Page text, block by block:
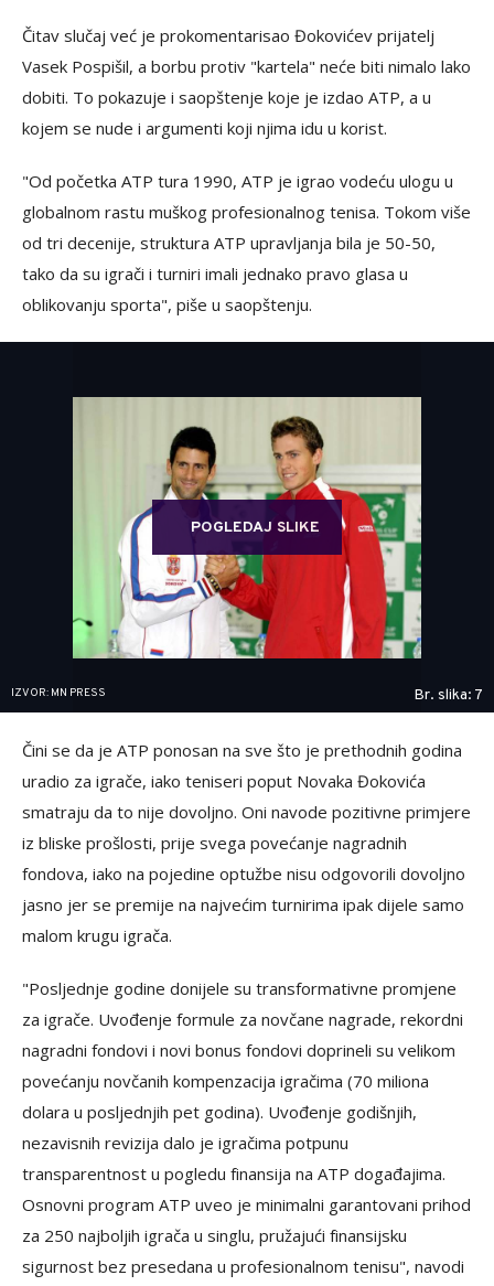
Čitav slučaj već je prokomentarisao Đokovićev prijatelj
Vasek Pospišil, a borbu protiv "kartela" neće biti nimalo lako
dobiti. To pokazuje i saopštenje koje je izdao ATP, a u
kojem se nude i argumenti koji njima idu u korist.
"Od početka ATP tura 1990, ATP je igrao vodeću ulogu u
globalnom rastu muškog profesionalnog tenisa. Tokom više
od tri decenije, struktura ATP upravljanja bila je 50-50,
tako da su igrači i turniri imali jednako pravo glasa u
oblikovanju sporta", piše u saopštenju.
POGLEDAJ SLIKE
IZVOR: MN PRESS Br. slika: 7
Čini se da je ATP ponosan na sve što je prethodnih godina
uradio za igrače, iako teniseri poput Novaka Đokovića
smatraju da to nije dovoljno. Oni navode pozitivne primjere
iz bliske prošlosti, prije svega povećanje nagradnih
fondova, iako na pojedine optužbe nisu odgovorili dovoljno
jasno jer se premije na najvećim turnirima ipak dijele samo
malom krugu igrača.
"Posljednje godine donijele su transformativne promjene
za igrače. Uvođenje formule za novčane nagrade, rekordni
nagradni fondovi i novi bonus fondovi doprineli su velikom
povećanju novčanih kompenzacija igračima (70 miliona
dolara u posljednjih pet godina). Uvođenje godišnjih,
nezavisnih revizija dalo je igračima potpunu
transparentnost u pogledu finansija na ATP događajima.
Osnovni program ATP uveo je minimalni garantovani prihod
za 250 najboljih igrača u singlu, pružajući finansijsku
sigurnost bez presedana u profesionalnom tenisu", navodi